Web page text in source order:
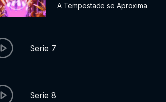
A Tempestade se Aproxima
Serie 7
Serie 8